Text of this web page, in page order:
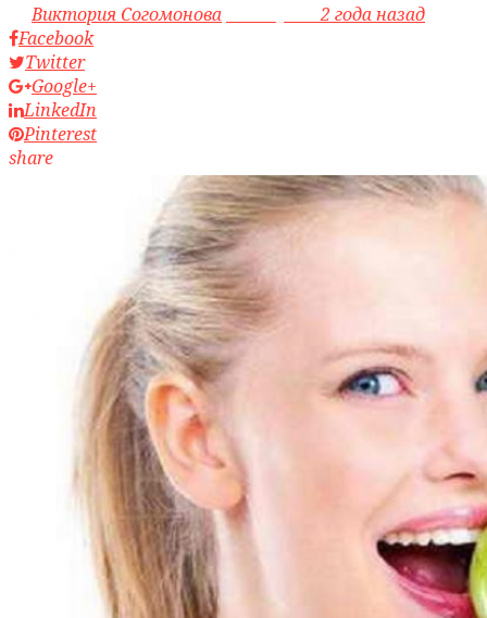
byВиктория Согомонова access_time2 года назад
Facebook
Twitter
Google+
LinkedIn
Pinterest
share